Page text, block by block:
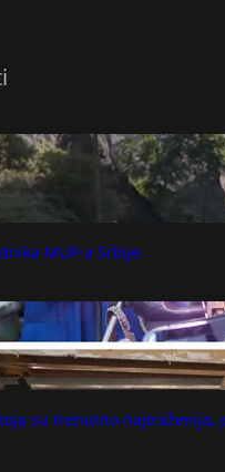
MUP-a Srbije
su trenutno najtraženija,